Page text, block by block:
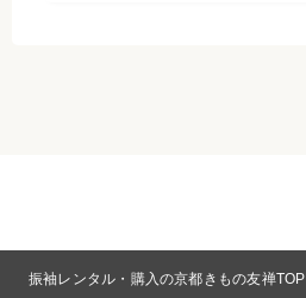
振袖レンタル・購入の京都きもの友禅TOP